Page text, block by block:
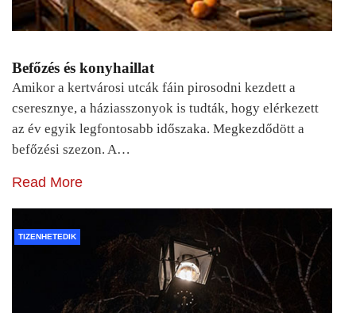
Befőzés és konyhaillat
Amikor a kertvárosi utcák fáin pirosodni kezdett a
cseresznye, a háziasszonyok is tudták, hogy elérkezett
az év egyik legfontosabb időszaka. Megkezdődött a
befőzési szezon. A…
Read More
TIZENHETEDIK